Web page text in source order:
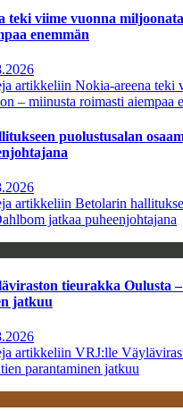
teki viime vuonna
enemmän
artikkeliin Nokia-areena teki
– miinusta roimasti aiempaa
puolustusalan
artikkeliin Betolarin
jatkaa puheenjohtajana
tieurakka Oulusta
jatkuu
artikkeliin VRJ:lle
parantaminen jatkuu